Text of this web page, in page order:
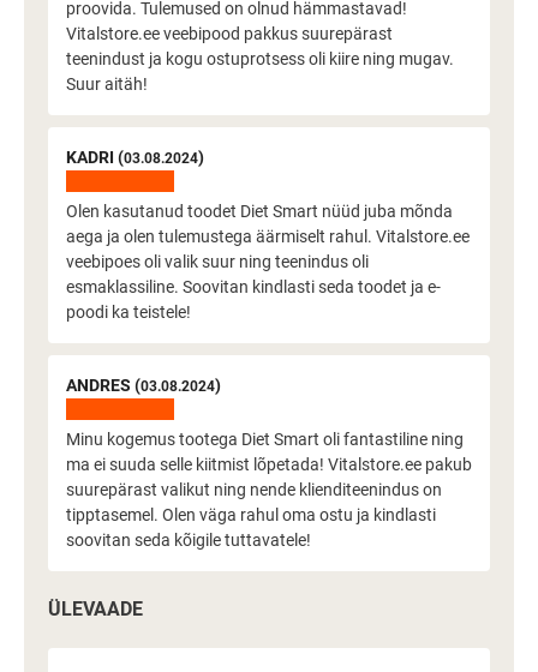
proovida. Tulemused on olnud hämmastavad!
Vitalstore.ee veebipood pakkus suurepärast
teenindust ja kogu ostuprotsess oli kiire ning mugav.
Suur aitäh!
KADRI (03.08.2024)
Olen kasutanud toodet Diet Smart nüüd juba mõnda
aega ja olen tulemustega äärmiselt rahul. Vitalstore.ee
veebipoes oli valik suur ning teenindus oli
esmaklassiline. Soovitan kindlasti seda toodet ja e-
poodi ka teistele!
ANDRES (03.08.2024)
Minu kogemus tootega Diet Smart oli fantastiline ning
ma ei suuda selle kiitmist lõpetada! Vitalstore.ee pakub
suurepärast valikut ning nende klienditeenindus on
tipptasemel. Olen väga rahul oma ostu ja kindlasti
soovitan seda kõigile tuttavatele!
ÜLEVAADE